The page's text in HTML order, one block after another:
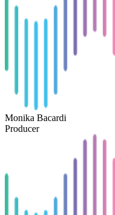
Monika Bacardi
Producer